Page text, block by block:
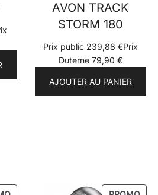
AVON TRACK
STORM 180
Prix public239,88€Prix
Duterne 79,90 €
AJOUTER AU PANIER